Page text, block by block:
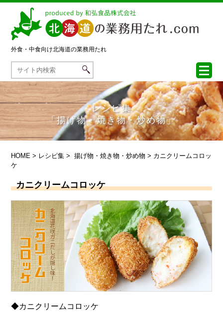
外食・中食向け北海道の業務用たれ
レシピ集
「揚げ物・焼き物・炒め物」
HOME > レシピ集 >揚げ物・焼き物・炒め物 > カニクリームコロッ
ケ
カニクリームコロッケ
◆カニクリームコロッケ